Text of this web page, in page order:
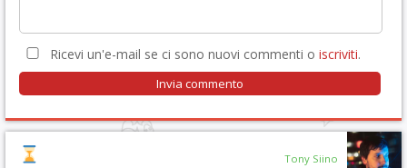
Ricevi un'e-mail se ci sono nuovi commenti o iscriviti.
Tony Siino